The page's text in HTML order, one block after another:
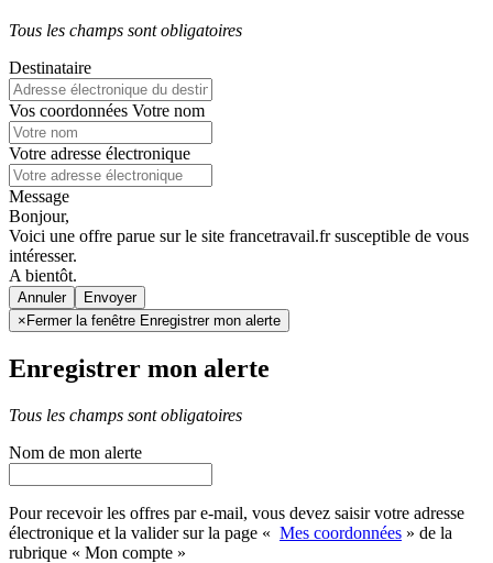
Tous les champs sont obligatoires
Destinataire
Vos coordonnées Votre nom
Votre adresse électronique
Message
Bonjour,
Voici une offre parue sur le site francetravail.fr susceptible de vous
intéresser.
A bientôt.
Annuler
× Fermer la fenêtre Enregistrer mon alerte
Enregistrer mon alerte
Tous les champs sont obligatoires
Nom de mon alerte
Pour recevoir les offres par e-mail, vous devez saisir votre adresse
électronique et la valider sur la page « Mes coordonnées » de la
rubrique « Mon compte »